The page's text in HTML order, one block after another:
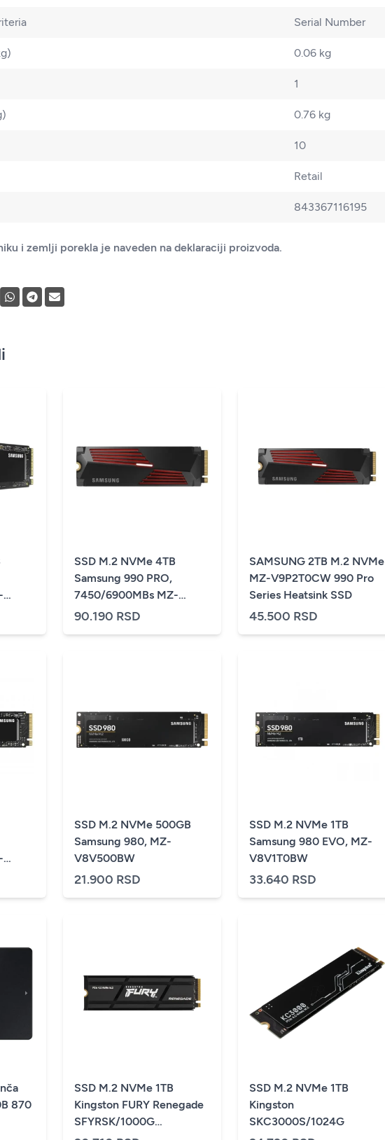
Serial Number
0.06 kg
1
0.76 kg
10
Retail
843367116195
i zemlji porekla je naveden na deklaraciji proizvoda.
SSD M.2 NVMe 4TB
Samsung 990 PRO,
7450/6900MBs MZ-
V9P4T0CW w/Heatsink
90.190 RSD
SAMSUNG 2TB M.2 NVMe
MZ-V9P2T0CW 990 Pro
Series Heatsink SSD
45.500 RSD
SSD M.2 NVMe 500GB
Samsung 980, MZ-
V8V500BW
21.900 RSD
SSD M.2 NVMe 1TB
Samsung 980 EVO, MZ-
V8V1T0BW
33.640 RSD
870
SSD M.2 NVMe 1TB
Kingston FURY Renegade
SFYRSK/1000G
SSD M.2 NVMe 1TB
Kingston
SKC3000S/1024G